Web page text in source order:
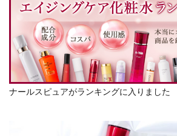
ナールスピュアがランキングに入りました